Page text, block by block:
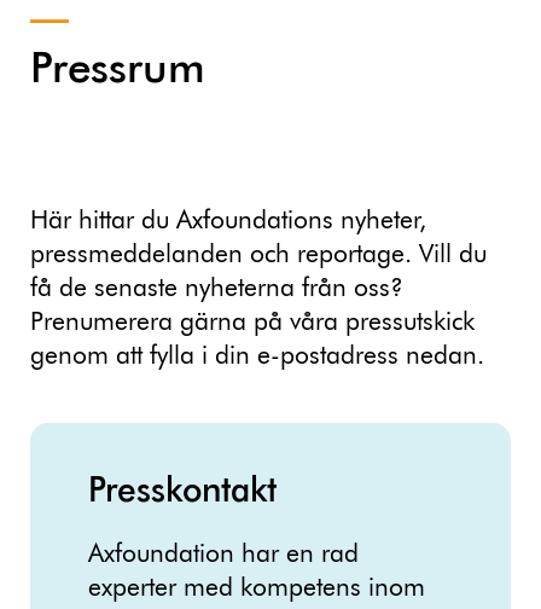
Pressrum
Här hittar du Axfoundations nyheter,
pressmeddelanden och reportage. Vill du
få de senaste nyheterna från oss?
Prenumerera gärna på våra pressutskick
genom att fylla i din e-postadress nedan.
Presskontakt
Axfoundation har en rad
experter med kompetens inom